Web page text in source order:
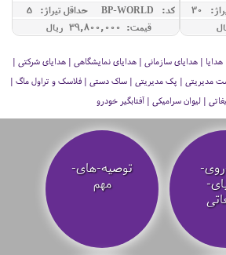
30
کد: GBP-WORLD
حداقل تيراژ: 5
قیمت: 39,800,000 ريال
هدایا | هدایای سازمانی | هدایای نمایشگاهی | هدایای شرکتی |
مدیریتی | پک مدیریتی | ساک دستی | فلاسک و تراول ماگ |
| لیوان سرامیکی | آفتابگیر خودرو
توصیه‌-های-
مهم